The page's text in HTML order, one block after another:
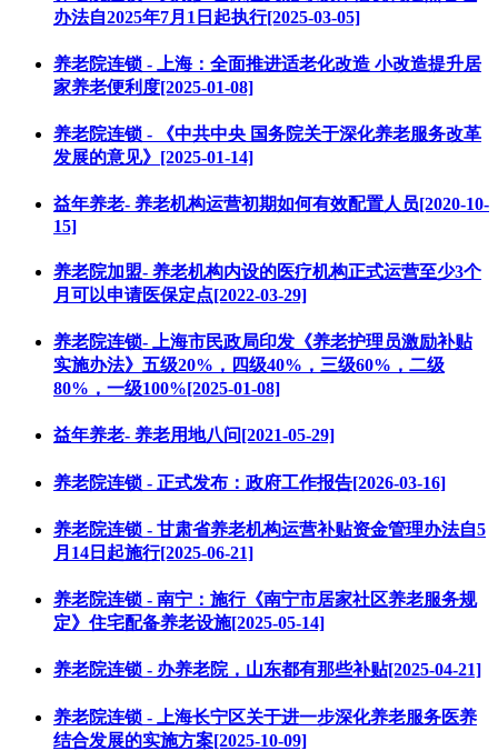
办法自2025年7月1日起执行[2025-03-05]
养老院连锁 - 上海：全面推进适老化改造 小改造提升居
家养老便利度[2025-01-08]
养老院连锁 - 《中共中央 国务院关于深化养老服务改革
发展的意见》[2025-01-14]
益年养老- 养老机构运营初期如何有效配置人员[2020-10-
15]
养老院加盟- 养老机构内设的医疗机构正式运营至少3个
月可以申请医保定点[2022-03-29]
养老院连锁- 上海市民政局印发《养老护理员激励补贴
实施办法》五级20%，四级40%，三级60%，二级
80%，一级100%[2025-01-08]
益年养老- 养老用地八问[2021-05-29]
养老院连锁 - 正式发布：政府工作报告[2026-03-16]
养老院连锁 - 甘肃省养老机构运营补贴资金管理办法自5
月14日起施行[2025-06-21]
养老院连锁 - 南宁：施行《南宁市居家社区养老服务规
定》住宅配备养老设施[2025-05-14]
养老院连锁 - 办养老院，山东都有那些补贴[2025-04-21]
养老院连锁 - 上海长宁区关于进一步深化养老服务医养
结合发展的实施方案[2025-10-09]